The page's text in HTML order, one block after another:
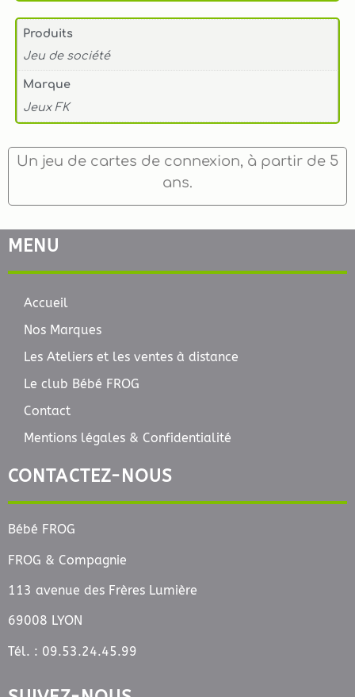
Produits
Jeu de société
Marque
Jeux FK
Un jeu de cartes de connexion, à partir de 5
ans.
MENU
Accueil
Nos Marques
Les Ateliers et les ventes à distance
Le club Bébé FROG
Contact
Mentions légales & Confidentialité
CONTACTEZ-NOUS
Bébé FROG
FROG & Compagnie
113 avenue des Frères Lumière
69008 LYON
Tél. : 09.53.24.45.99